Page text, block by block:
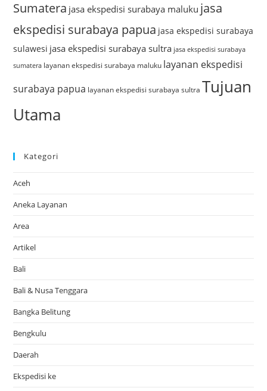
Sumatera jasa ekspedisi surabaya maluku jasa
ekspedisi surabaya papua jasa ekspedisi surabaya
sulawesi jasa ekspedisi surabaya sultra jasa ekspedisi surabaya
sumatera layanan ekspedisi surabaya maluku layanan ekspedisi
surabaya papua layanan ekspedisi surabaya sultra Tujuan
Utama
Kategori
Aceh
Aneka Layanan
Area
Artikel
Bali
Bali & Nusa Tenggara
Bangka Belitung
Bengkulu
Daerah
Ekspedisi ke